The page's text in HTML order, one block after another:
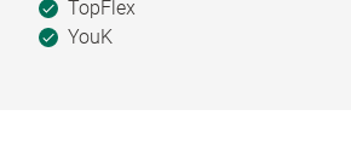
TopFlex
YouK